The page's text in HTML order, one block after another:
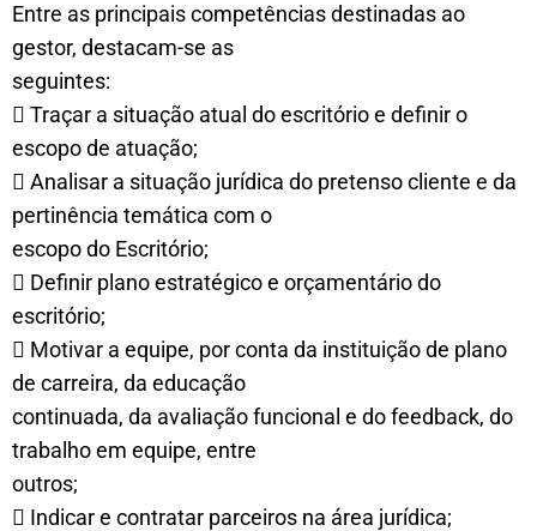
Entre as principais competências destinadas ao
gestor, destacam-se as
seguintes:
 Traçar a situação atual do escritório e definir o
escopo de atuação;
 Analisar a situação jurídica do pretenso cliente e da
pertinência temática com o
escopo do Escritório;
 Definir plano estratégico e orçamentário do
escritório;
 Motivar a equipe, por conta da instituição de plano
de carreira, da educação
continuada, da avaliação funcional e do feedback, do
trabalho em equipe, entre
outros;
 Indicar e contratar parceiros na área jurídica;